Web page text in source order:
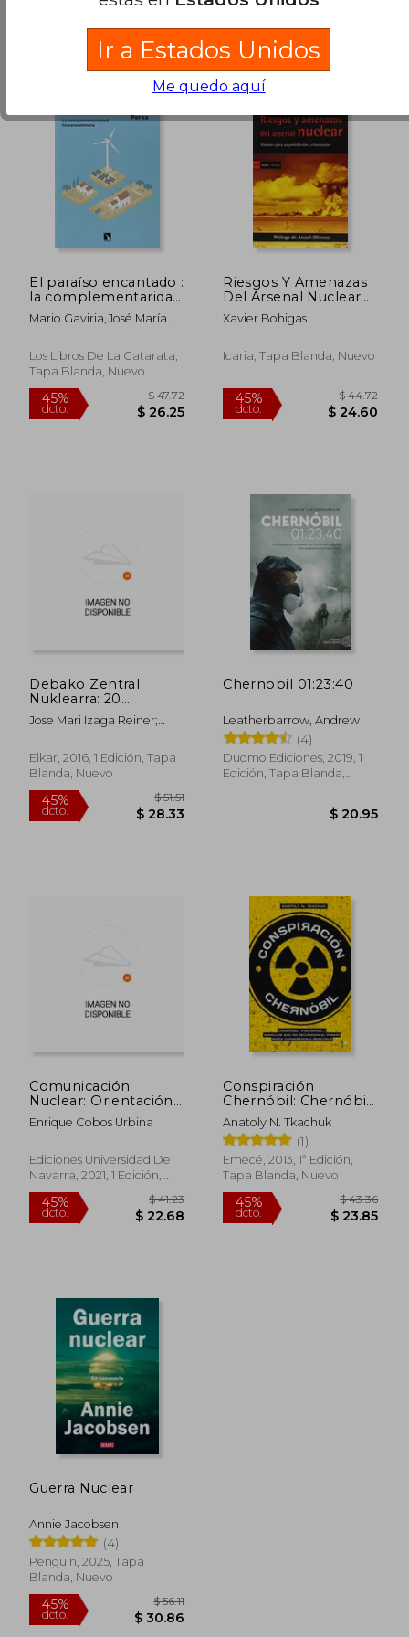
45%
dcto.
$ 38.31
$ 21.07
Comprar Usado
45%
dcto.
El paraíso encantado :
la complementaridad
hispanoalemana
Mario Gaviria,José María
Los Libros De La Catarata,
Tapa Blanda, Nuevo
45%
dcto.
$ 47.72
$ 26.25
Riesgos Y Amenazas
Del Arsenal Nuclear
(Antrazyt)
Xavier Bohigas
Icaria, Tapa Blanda, Nuevo
$
Debako Zentral
Nuklearra: 20
(Lekuko) (en Euskera)
Jose Mari Izaga Reiner;
Altuna; Pako Salegi
Aizpurua
Elkar, 2016, 1 Edición, Tapa
Blanda, Nuevo
Chernobil 01:23:40
Leatherbarrow, Andrew
(4)
Duomo Ediciones, 2019, 1
Edición, Tapa Blanda,
Comunicación
Nuclear: Orientación,
Estructura e
Implementación
Enrique Cobos Urbina
Ediciones Universidad De
Navarra, 2021, 1 Edición,
Tapa Blanda, Nuevo
Conspiración
Chernóbil: Chernóbil,
Fukushima. Aquellos
que no Recuerdan el
Pasado Están
Condenados a
Repetirlo (Bronce)
Anatoly N. Tkachuk
(1)
Emecé, 2013, 1ª Edición,
Tapa Blanda, Nuevo
Guerra Nuclear
Annie Jacobsen
(4)
Penguin, 2025, Tapa
Blanda, Nuevo
Ir a Estados Unidos
Me quedo aquí